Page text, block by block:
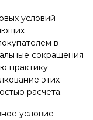
условий
в
сокращения
практику
этих
расчета.
условие